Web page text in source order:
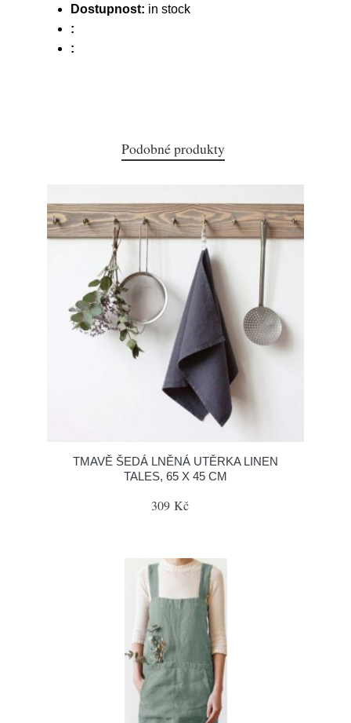
Dostupnost: in stock
:
:
Podobné produkty
TMAVĚ ŠEDÁ LNĚNÁ UTĚRKA LINEN
TALES, 65 X 45 CM
309 Kč